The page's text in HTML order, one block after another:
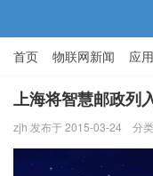
物
首页 物联网新闻 应
智能家居
上海将智慧邮政列
zjh 发布于 2015-03-24 分